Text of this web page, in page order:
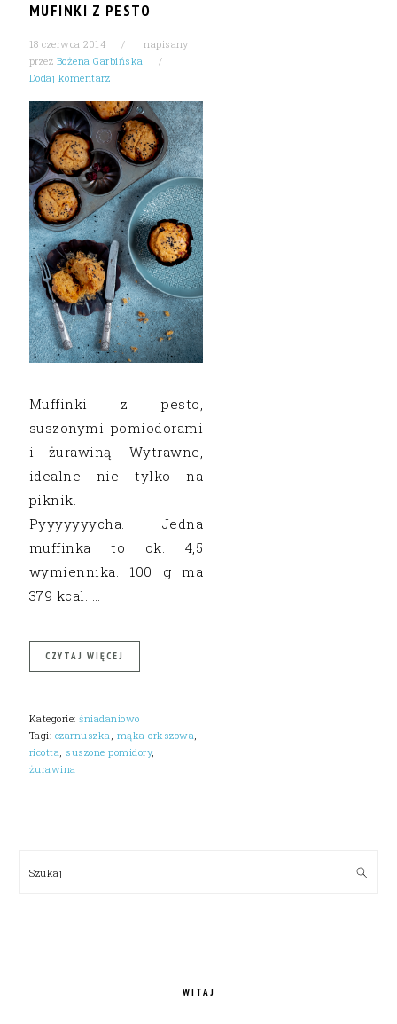
MUFINKI Z PESTO
18 czerwca 2014
napisany
przez Bożena Garbińska
Dodaj komentarz
Muffinki z pesto,
suszonymi pomiodorami
i żurawiną. Wytrawne,
idealne nie tylko na
piknik.
Pyyyyyyycha. Jedna
muffinka to ok. 4,5
wymiennika. 100 g ma
379 kcal. …
CZYTAJ WIĘCEJ
Kategorie:śniadaniowo
Tagi: czarnuszka, mąka orkszowa,
ricotta, suszone pomidory,
żurawina
Szukaj
WITAJ